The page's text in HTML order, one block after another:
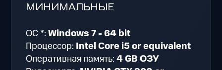
МИНИМАЛЬНЫЕ
ОС *:Windows 7 - 64 bit
Процессор: Intel Core i5 or equivalent
Оперативная память:4 GB ОЗУ